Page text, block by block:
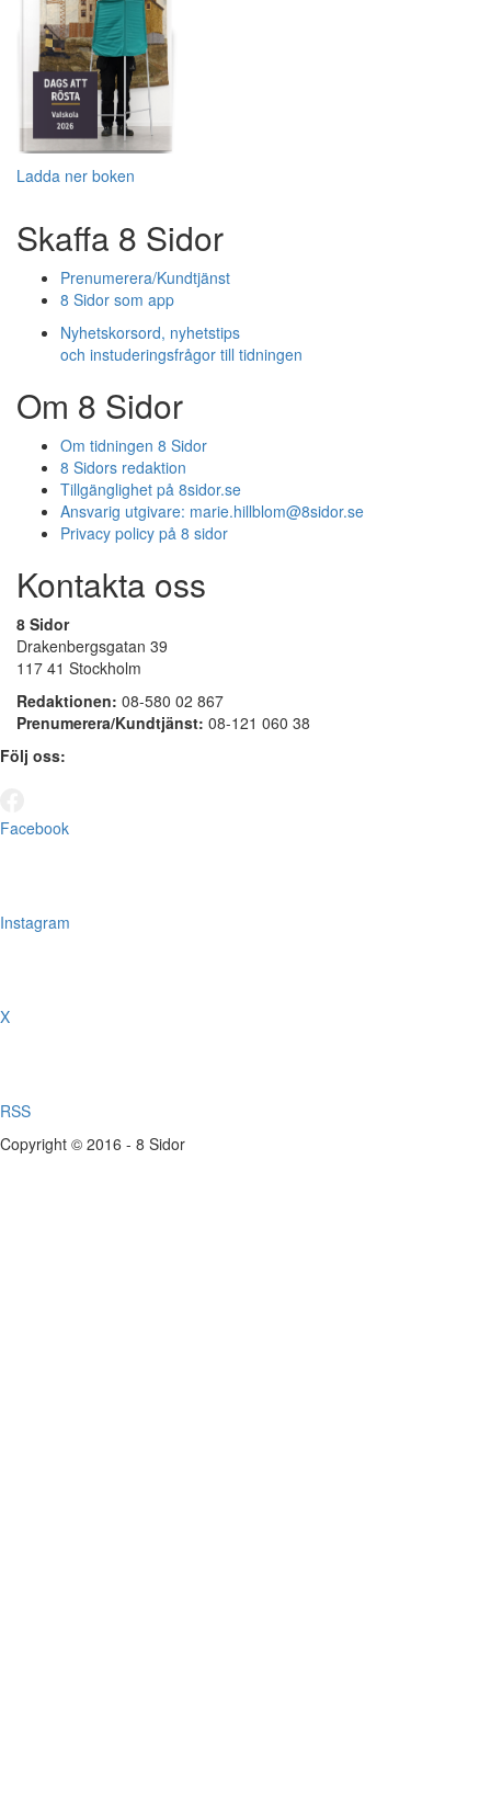
Ladda ner boken
Skaffa 8 Sidor
Prenumerera/Kundtjänst
8 Sidor som app
Nyhetskorsord, nyhetstips
och instuderingsfrågor till tidningen
Om 8 Sidor
Om tidningen 8 Sidor
8 Sidors redaktion
Tillgänglighet på 8sidor.se
Ansvarig utgivare: marie.hillblom@8sidor.se
Privacy policy på 8 sidor
Kontakta oss
8 Sidor
Drakenbergsgatan 39
117 41 Stockholm
Redaktionen: 08-580 02 867
Prenumerera/Kundtjänst: 08-121 060 38
Följ oss:
Facebook
Instagram
X
RSS
Copyright © 2016 - 8 Sidor